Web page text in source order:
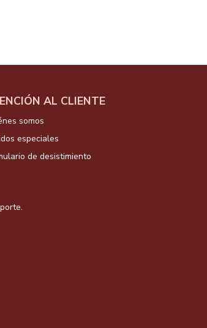
AL CLIENTE
somos
especiales
de desistimiento